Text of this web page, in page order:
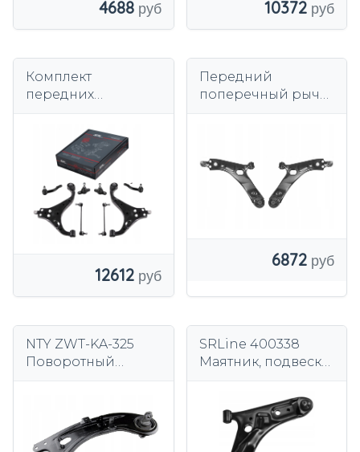
4688 10372
Комплект
передних
рычагов SRLine
для Hyundai
Tucson / Kia
Sportage 2004-
12612
Передний
поперечный рычаг
Sportage III
6872
NTY ZWT-KA-325
Поворотный
SRLine 400338
Маятник, подвеска